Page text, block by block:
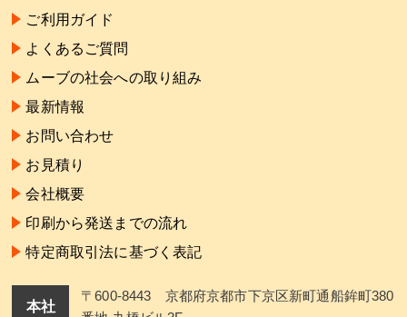
ご利用ガイド
よくあるご質問
ムーブの社会への取り組み
最新情報
お問い合わせ
お見積り
会社概要
印刷から発送までの流れ
特定商取引法に基づく表記
本社
〒600-8443 京都府京都市下京区新町通船鉾町380